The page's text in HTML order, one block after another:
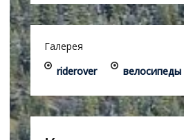
Галерея
riderover
велосипеды